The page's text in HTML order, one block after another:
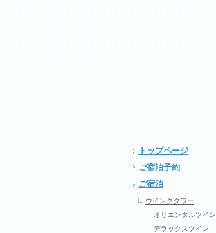
トップページ
ご宿泊予約
ご宿泊
ウイングタワー
オリエンタルツイン
デラックスツイン